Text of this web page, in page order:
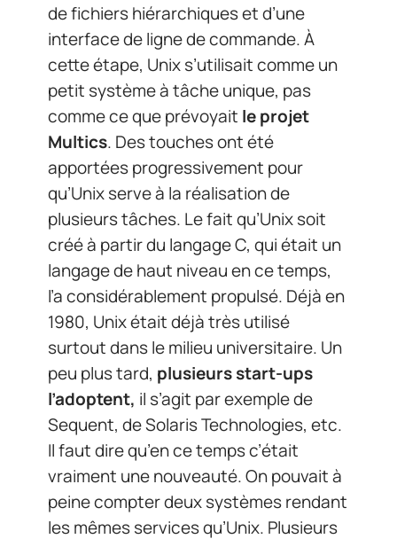
de fichiers hiérarchiques et d’une
interface de ligne de commande. À
cette étape, Unix s’utilisait comme un
petit système à tâche unique, pas
comme ce que prévoyait le projet
Multics. Des touches ont été
apportées progressivement pour
qu’Unix serve à la réalisation de
plusieurs tâches. Le fait qu’Unix soit
créé à partir du langage C, qui était un
langage de haut niveau en ce temps,
l’a considérablement propulsé. Déjà en
1980, Unix était déjà très utilisé
surtout dans le milieu universitaire. Un
peu plus tard, plusieurs start-ups
l’adoptent, il s’agit par exemple de
Sequent, de Solaris Technologies, etc.
Il faut dire qu’en ce temps c’était
vraiment une nouveauté. On pouvait à
peine compter deux systèmes rendant
les mêmes services qu’Unix. Plusieurs